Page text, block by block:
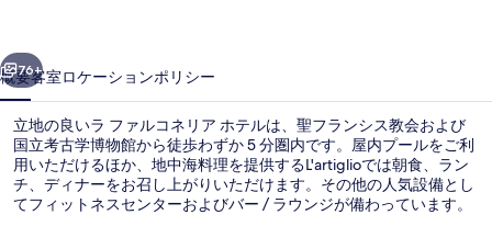
ア
ホ
テ
ル
の
76+
概要客室ロケーションポリシー
立地の良いラ ファルコネリア ホテルは、聖フランシス教会および
国立考古学博物館から徒歩わずか 5 分圏内です。屋内プールをご利
用いただけるほか、地中海料理を提供するL'artiglioでは朝食、ラン
チ、ディナーをお召し上がりいただけます。その他の人気設備とし
てフィットネスセンターおよびバー / ラウンジが備わっています。